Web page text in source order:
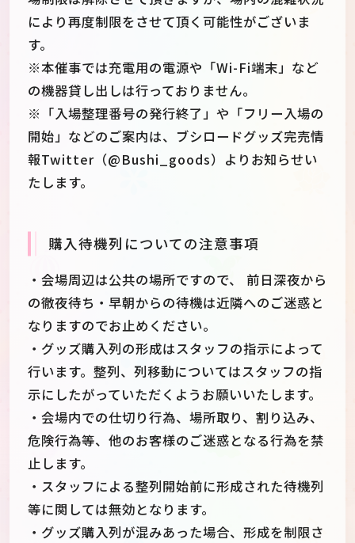
により再度制限をさせて頂く可能性がございま
す。
※本催事では充電用の電源や「Wi-Fi端末」など
の機器貸し出しは行っておりません。
※「入場整理番号の発行終了」や「フリー入場の
開始」などのご案内は、ブシロードグッズ完売情
報Twitter（‎@Bushi_goods）よりお知らせい
たします。
購入待機列についての注意事項
・会場周辺は公共の場所ですので、 前日深夜から
の徹夜待ち・早朝からの待機は近隣へのご迷惑と
なりますのでお止めください。
・グッズ購入列の形成はスタッフの指示によって
行います。整列、列移動についてはスタッフの指
示にしたがっていただくようお願いいたします。
・会場内での仕切り行為、場所取り、割り込み、
危険行為等、他のお客様のご迷惑となる行為を禁
止します。
・スタッフによる整列開始前に形成された待機列
等に関しては無効となります。
・グッズ購入列が混みあった場合、形成を制限さ